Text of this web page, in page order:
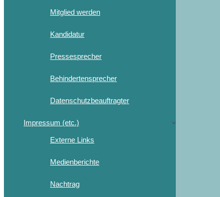
Mitglied werden
Kandidatur
Pressesprecher
Behindertensprecher
Datenschutzbeauftragter
Impressum (etc.)
Externe Links
Medienberichte
Nachtrag